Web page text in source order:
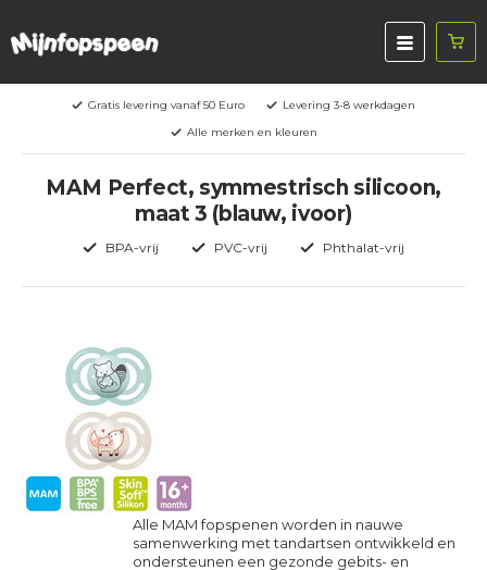
Gratis levering vanaf 50 Euro
Levering 3-8 werkdagen
Alle merken en kleuren
MAM Perfect, symmestrisch silicoon,
maat 3 (blauw, ivoor)
BPA-vrij PVC-vrij Phthalat-vrij
Alle MAM fopspenen worden in nauwe
samenwerking met tandartsen ontwikkeld en
ondersteunen een gezonde gebits- en